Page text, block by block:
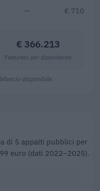
— € 710.912
€ 366.213
Fatturato per dipendente
disponibile.
di 5 appalti pubblici per
euro (dati 2022–2025).